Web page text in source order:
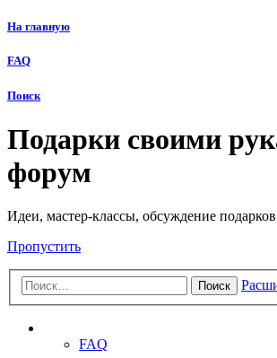
На главную
FAQ
Поиск
Подарки своими
форум
Идеи, мастер-классы, обсуждение
Пропустить
Поиск
FAQ